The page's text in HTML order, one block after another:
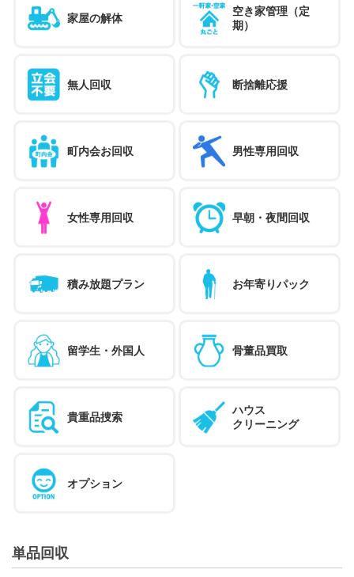
家屋の解体
空き家管理（定
期）
無人回収 断捨離応援
町内会お回収 男性専用回収
女性専用回収 早朝・夜間回収
積み放題プラン お年寄りパック
留学生・外国人 骨董品買取
貴重品捜索
ハウス
クリーニング
オプション
単品回収